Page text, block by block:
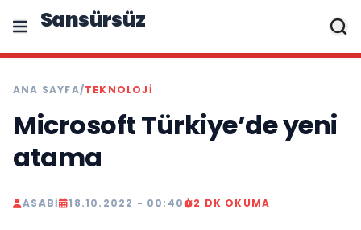
Sansürsüz
ANA SAYFA/TEKNOLOJI
Microsoft Türkiye’de yeni
atama
ASABI 18.10.2022 - 00:40 2 DK OKUMA